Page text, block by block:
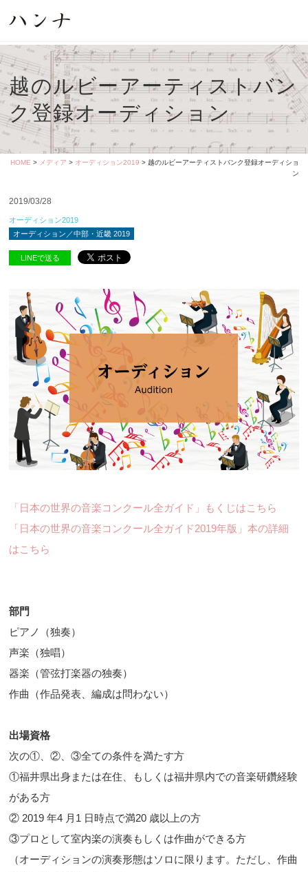
越のルビーアーティストバン
ク登録オーディション
HOME > メディア > オーディション2019 > 越のルビーアーティストバンク登録オーディショ
ン
2019/03/28
オーディション2019
オーディション／中部・近畿 2019
LINEで送る
「日本の世界の音楽コンクール全ガイド」もくじはこちら
「日本の世界の音楽コンクール全ガイド2019年版」本の詳細
はこちら
部門
ピアノ（独奏）
声楽（独唱）
器楽（管弦打楽器の独奏）
作曲（作品発表、編成は問わない）
出場資格
次の①、②、③全ての条件を満たす方
①福井県出身または在住、もしくは福井県内での音楽研鑽経験
がある方
② 2019 年4 月1 日時点で満20 歳以上の方
③プロとして室内楽の演奏もしくは作曲ができる方
（オーディションの演奏形態はソロに限ります。ただし、作曲